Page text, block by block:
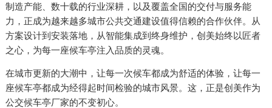
制造产能、数十载的行业深耕，以及覆盖全国的交付与服务能
力，正成为越来越多城市公共交通建设值得信赖的合作伙伴。从
方案设计到安装落地，从智能集成到终身维护，创美始终以匠者
之心，为每一座候车亭注入品质的灵魂。
在城市更新的大潮中，让每一次候车都成为舒适的体验，让每一
座候车亭都成为经得起时间检验的城市风景。这，正是创美作为
公交候车亭厂家的不变初心。